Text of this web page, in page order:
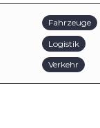
Fahrzeuge
Logistik
Verkehr